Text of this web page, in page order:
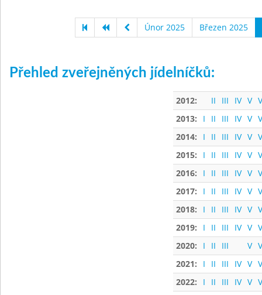
Únor 2025 Březen 2025
Přehled zveřejněných jídelníčků:
2012: II III IV V
2013:
I II III IV V
2014:
I II III IV V
2015:
I II III IV V
2016:
I II III IV V
2017:
I II III IV V
2018:
I II III IV V
2019:
I II III IV V
2020:
I II III V
2021:
I II III IV V
2022:
I II III IV V